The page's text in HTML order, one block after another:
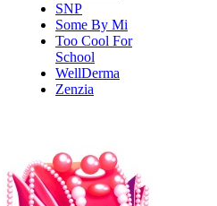
SNP
Some By Mi
Too Cool For
School
WellDerma
Zenzia